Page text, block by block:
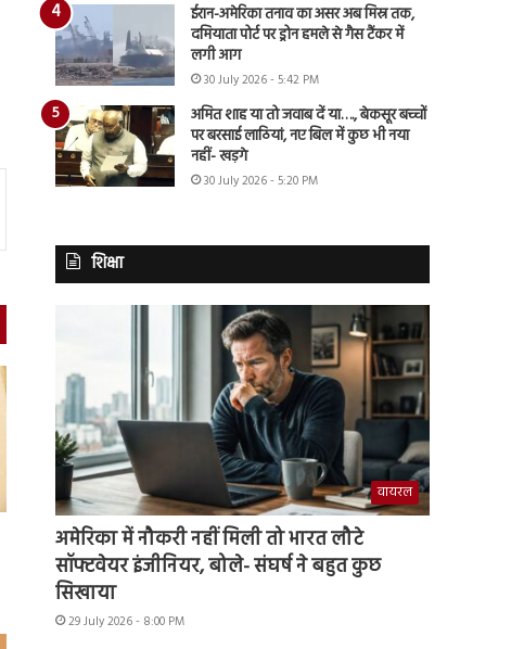
ईरान-अमेरिका तनाव का असर अब मिस्र तक,
दमियाता पोर्ट पर ड्रोन हमले से गैस टैंकर में
लगी आग
30 July 2026 - 5:42 PM
अमित शाह या तो जवाब दें या…., बेकसूर बच्चों
पर बरसाई लाठियां, नए बिल में कुछ भी नया
नहीं- खड़गे
30 July 2026 - 5:20 PM
शिक्षा
वायरल
अमेरिका में नौकरी नहीं मिली तो भारत लौटे
सॉफ्टवेयर इंजीनियर, बोले- संघर्ष ने बहुत कुछ
सिखाया
29 July 2026 - 8:00 PM